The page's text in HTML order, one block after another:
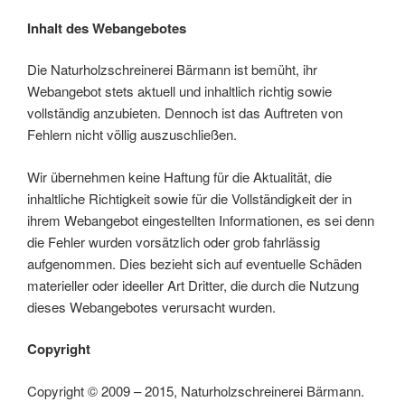
Inhalt des Webangebotes
Die Naturholzschreinerei Bärmann ist bemüht, ihr
Webangebot stets aktuell und inhaltlich richtig sowie
vollständig anzubieten. Dennoch ist das Auftreten von
Fehlern nicht völlig auszuschließen.
Wir übernehmen keine Haftung für die Aktualität, die
inhaltliche Richtigkeit sowie für die Vollständigkeit der in
ihrem Webangebot eingestellten Informationen, es sei denn
die Fehler wurden vorsätzlich oder grob fahrlässig
aufgenommen. Dies bezieht sich auf eventuelle Schäden
materieller oder ideeller Art Dritter, die durch die Nutzung
dieses Webangebotes verursacht wurden.
Copyright
Copyright © 2009 – 2015, Naturholzschreinerei Bärmann.